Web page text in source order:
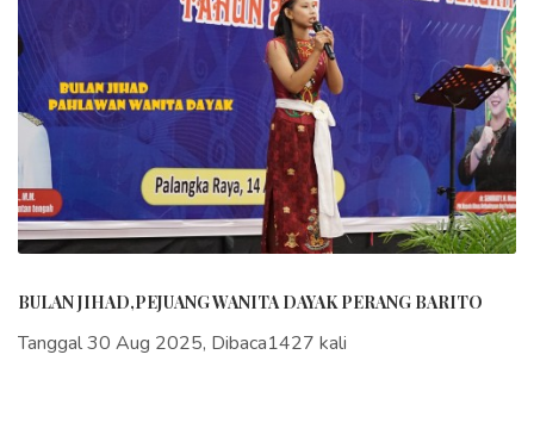
BULAN JIHAD,PEJUANG WANITA DAYAK PERANG BARITO
Tanggal 30 Aug 2025, Dibaca1427 kali